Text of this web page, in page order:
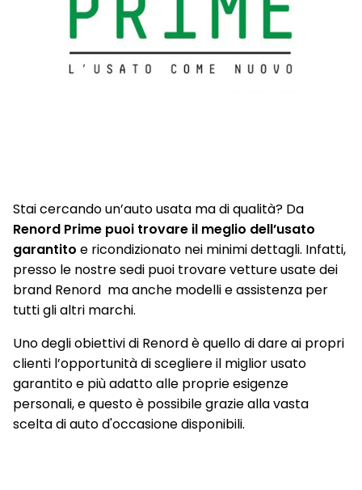
Stai cercando un’auto usata ma di qualità? Da
Renord Prime puoi trovare il meglio dell’usato
garantito e ricondizionato nei minimi dettagli. Infatti,
presso le nostre sedi puoi trovare vetture usate dei
brand Renord ma anche modelli e assistenza per
tutti gli altri marchi.
Uno degli obiettivi di Renord è quello di dare ai propri
clienti l’opportunità di scegliere il miglior usato
garantito e più adatto alle proprie esigenze
personali, e questo è possibile grazie alla vasta
scelta di auto d'occasione disponibili.